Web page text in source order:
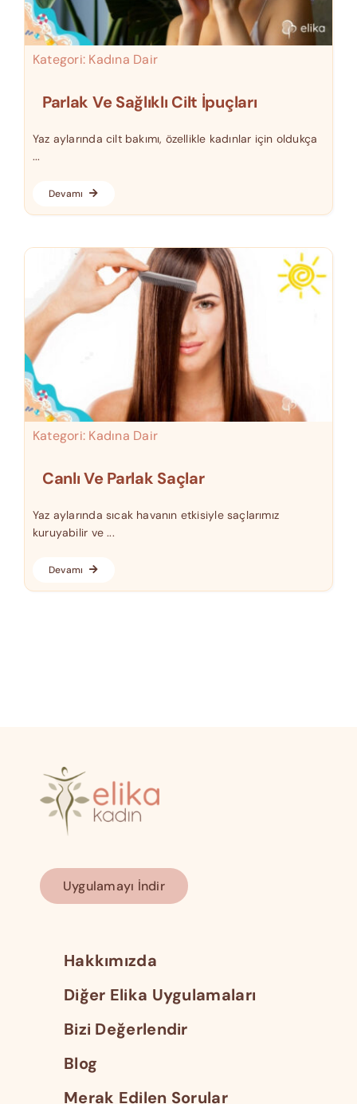
Kategori: Kadına Dair
Parlak Ve Sağlıklı Cilt İpuçları
Yaz aylarında cilt bakımı, özellikle kadınlar için oldukça
...
Devamı
Kategori: Kadına Dair
Canlı Ve Parlak Saçlar
Yaz aylarında sıcak havanın etkisiyle saçlarımız
kuruyabilir ve ...
Devamı
Uygulamayı İndir
Hakkımızda
Diğer Elika Uygulamaları
Bizi Değerlendir
Blog
Merak Edilen Sorular